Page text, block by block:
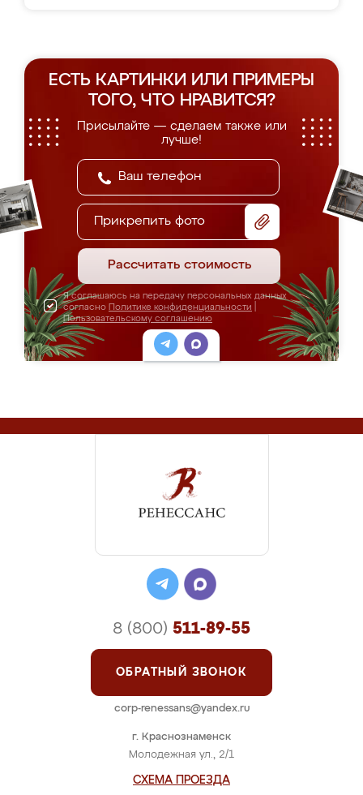
ЕСТЬ КАРТИНКИ ИЛИ ПРИМЕРЫ
ТОГО, ЧТО НРАВИТСЯ?
Присылайте — сделаем также или
лучше!
Прикрепить фото
Рассчитать стоимость
Я соглашаюсь на передачу персональных данных
согласно Политике конфиденциальности
Пользовательскому соглашению
г. Краснознаменск
Молодежная ул., 2/1
СХЕМА ПРОЕЗДА
8 (800) 511-89-55
ОБРАТНЫЙ ЗВОНОК
corp-renessans@yandex.ru